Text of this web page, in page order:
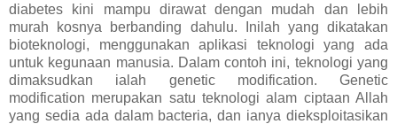
diabetes kini mampu dirawat dengan mudah dan lebih
murah kosnya berbanding dahulu. Inilah yang dikatakan
bioteknologi, menggunakan aplikasi teknologi yang ada
untuk kegunaan manusia. Dalam contoh ini, teknologi yang
dimaksudkan ialah genetic modification. Genetic
modification merupakan satu teknologi alam ciptaan Allah
yang sedia ada dalam bacteria, dan ianya dieksploitasikan